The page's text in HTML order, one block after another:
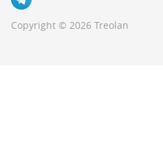
Copyright © 2026 Treolan